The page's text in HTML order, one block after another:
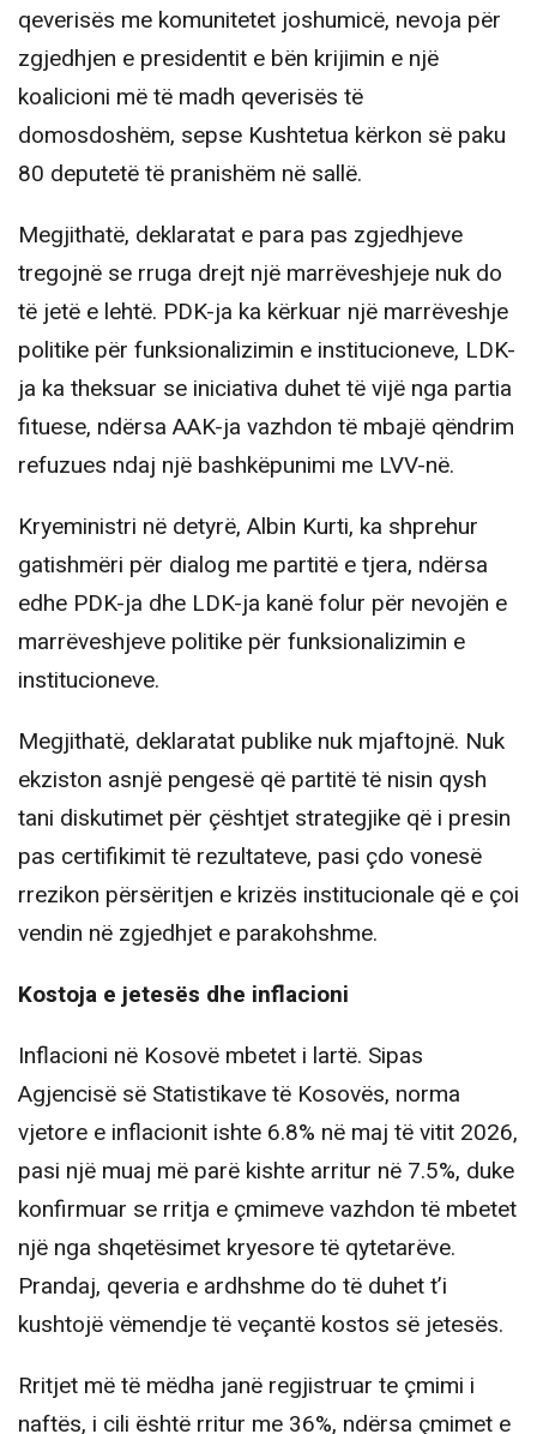
qeverisës me komunitetet joshumicë, nevoja për
zgjedhjen e presidentit e bën krijimin e një
koalicioni më të madh qeverisës të
domosdoshëm, sepse Kushtetua kërkon së paku
80 deputetë të pranishëm në sallë.
Megjithatë, deklaratat e para pas zgjedhjeve
tregojnë se rruga drejt një marrëveshjeje nuk do
të jetë e lehtë. PDK-ja ka kërkuar një marrëveshje
politike për funksionalizimin e institucioneve, LDK-
ja ka theksuar se iniciativa duhet të vijë nga partia
fituese, ndërsa AAK-ja vazhdon të mbajë qëndrim
refuzues ndaj një bashkëpunimi me LVV-në.
Kryeministri në detyrë, Albin Kurti, ka shprehur
gatishmëri për dialog me partitë e tjera, ndërsa
edhe PDK-ja dhe LDK-ja kanë folur për nevojën e
marrëveshjeve politike për funksionalizimin e
institucioneve.
Megjithatë, deklaratat publike nuk mjaftojnë. Nuk
ekziston asnjë pengesë që partitë të nisin qysh
tani diskutimet për çështjet strategjike që i presin
pas certifikimit të rezultateve, pasi çdo vonesë
rrezikon përsëritjen e krizës institucionale që e çoi
vendin në zgjedhjet e parakohshme.
Kostoja e jetesës dhe inflacioni
Inflacioni në Kosovë mbetet i lartë. Sipas
Agjencisë së Statistikave të Kosovës, norma
vjetore e inflacionit ishte 6.8% në maj të vitit 2026,
pasi një muaj më parë kishte arritur në 7.5%, duke
konfirmuar se rritja e çmimeve vazhdon të mbetet
një nga shqetësimet kryesore të qytetarëve.
Prandaj, qeveria e ardhshme do të duhet t’i
kushtojë vëmendje të veçantë kostos së jetesës.
Rritjet më të mëdha janë regjistruar te çmimi i
naftës, i cili është rritur me 36%, ndërsa çmimet e